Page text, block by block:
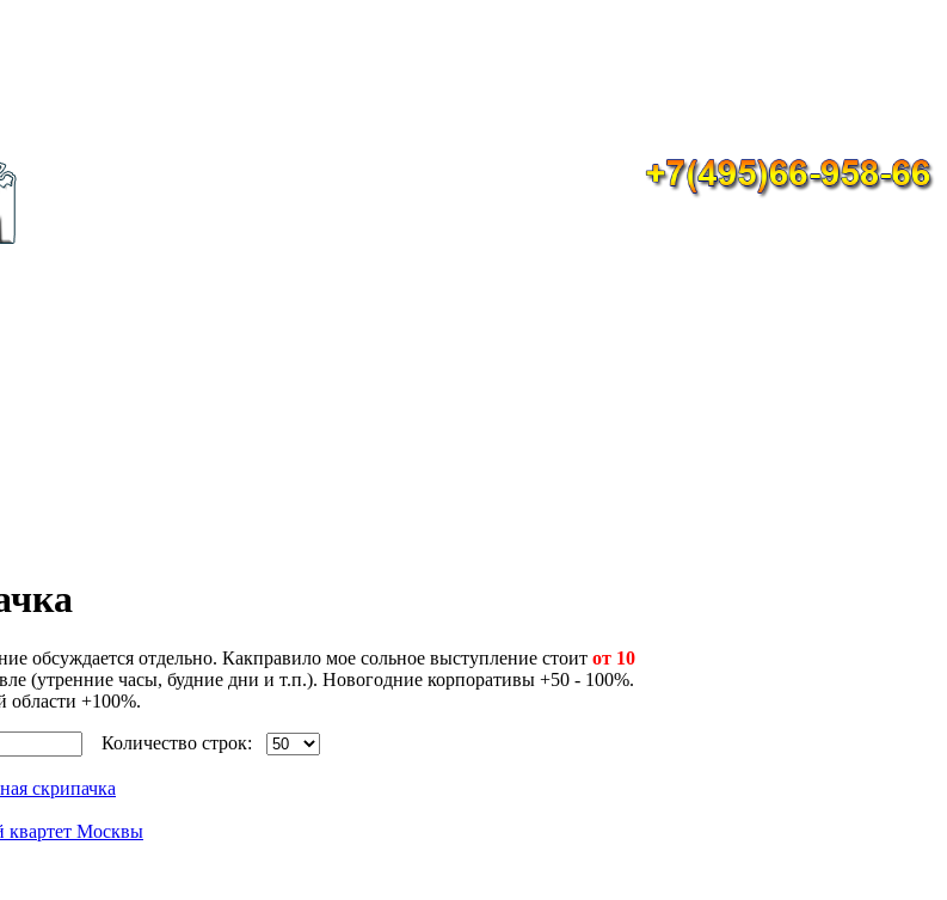
обсуждается отдельно. Какправило мое сольное выступление стоит от 10
(утренние часы, будние дни и т.п.). Новогодние корпоративы +50 - 100%.
области +100%.
Количество строк:
скрипачка
Москвы